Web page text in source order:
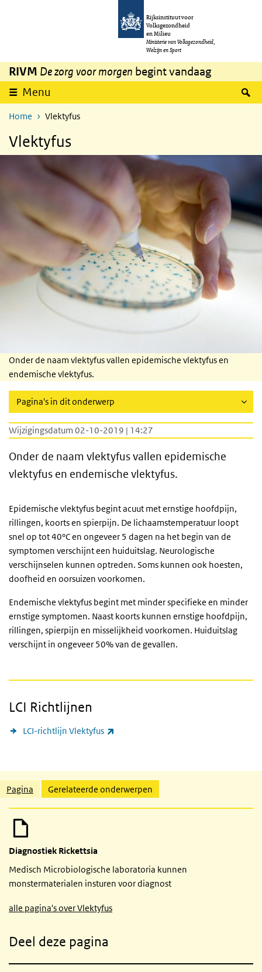
Overslaan en naar de inhoud gaan
Rijksinstituut voor
Volksgezondheid
en Milieu
Ministerie van Volksgezondheid,
Welzijn en Sport
RIVM De zorg voor morgen begint vandaag
Menu
Home Vlektyfus
Vlektyfus
Onder de naam vlektyfus vallen epidemische vlektyfus en
endemische vlektyfus.
Pagina's in dit onderwerp
Wijzigingsdatum 02-10-2019 | 14:27
Onder de naam vlektyfus vallen epidemische
vlektyfus en endemische vlektyfus.
Epidemische vlektyfus begint acuut met ernstige hoofdpijn,
rillingen, koorts en spierpijn. De lichaamstemperatuur loopt
snel op tot 40°C en ongeveer 5 dagen na het begin van de
symptomen verschijnt een huiduitslag. Neurologische
verschijnselen kunnen optreden. Soms kunnen ook hoesten,
doofheid en oorsuizen voorkomen.
Endemische vlektyfus begint met minder specifieke en minder
ernstige symptomen. Naast koorts kunnen ernstige hoofdpijn,
rillingen, spierpijn en misselijkheid voorkomen. Huiduitslag
verschijnt in ongeveer 50% van de gevallen.
LCI Richtlijnen
LCI-richtlijn Vlektyfus
Gerelateerde inhoud
Pagina Gerelateerde onderwerpen
Diagnostiek Rickettsia
Medisch Microbiologische laboratoria kunnen
monstermaterialen insturen voor diagnost
alle pagina's over Vlektyfus
Deel deze pagina